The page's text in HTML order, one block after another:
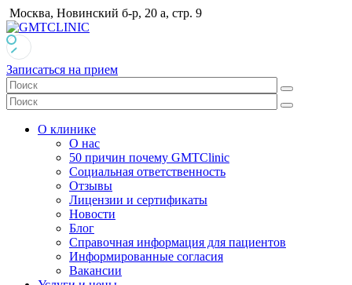
Москва, Новинский б-р, 20 а, стр. 9
Записаться на прием
О клинике
О нас
50 причин почему GMTClinic
Социальная ответственность
Отзывы
Лицензии и сертификаты
Новости
Блог
Справочная информация для пациентов
Информированные согласия
Вакансии